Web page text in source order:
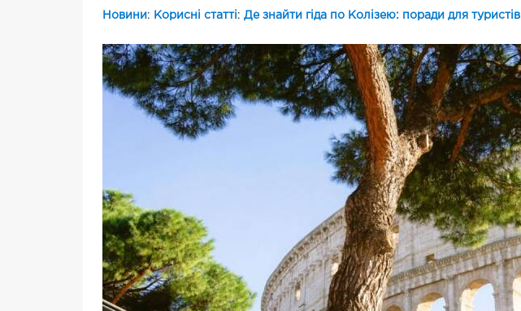
Новини: Корисні статті: Де знайти гіда по Колізею: поради для туристів